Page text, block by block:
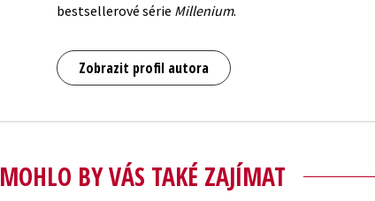
bestsellerové série Millenium.
Zobrazit profil autora
MOHLO BY VÁS TAKÉ ZAJÍMAT